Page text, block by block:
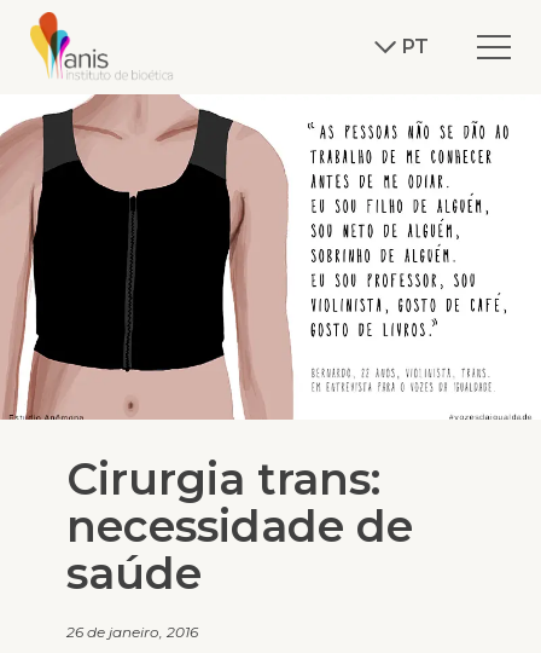
PT
Cirurgia trans:
necessidade de
saúde
26 de janeiro, 2016